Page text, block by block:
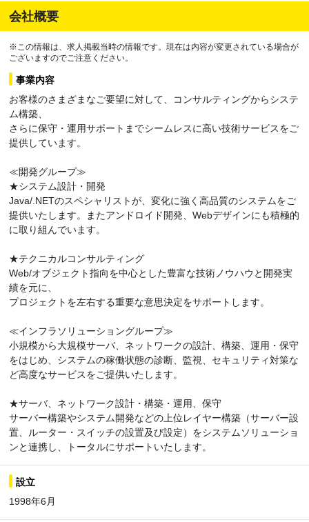
会社概要
※この情報は、求人掲載当時の情報です。現在は内容が変更されている場合が
ございますのでご注意ください。
事業内容
お客様のさまざまなご要望に対して、コンサルティングからシステ
ム構築、
さらに保守・運用サポートまでシームレスに高い技術サービスをご
提供しています。
≪開発グループ≫
★システム設計・開発
Java/.NETのスペシャリストが、変化に強く高品質のシステムをご
提供いたします。またアンドロイド開発、Webデザインにも積極的
に取り組んでいます。
★テクニカルコンサルティング
Web/オブジェクト指向を中心とした豊富な技術ノウハウと開発実
績を元に、
プロジェクトを左右する重要な意思決定をサポートします。
≪インフラソリューショングループ≫
小規模から大規模サーバ、ネットワークの設計、構築、運用・保守
をはじめ、システムの稼働状態の診断、監視、セキュリティ対策な
ど高度なサービスをご提供いたします。
★サーバ、ネットワーク設計・構築・運用、保守
サーバー構築やシステム開発などの上位レイヤー構築（サーバー設
置、ルーター・スイッチの設置及び設定）をシステムソリューショ
ンと連携し、トータルにサポートいたします。
設立
1998年6月